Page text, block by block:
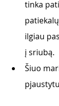
tinka
ilgiau
į sriubą.
Šiuo